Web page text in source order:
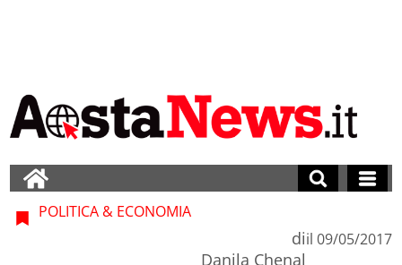
POLITICA & ECONOMIA
di
Danila Chenal
il 09/05/2017